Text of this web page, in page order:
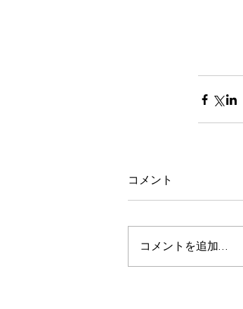
コメント
コメントを追加…